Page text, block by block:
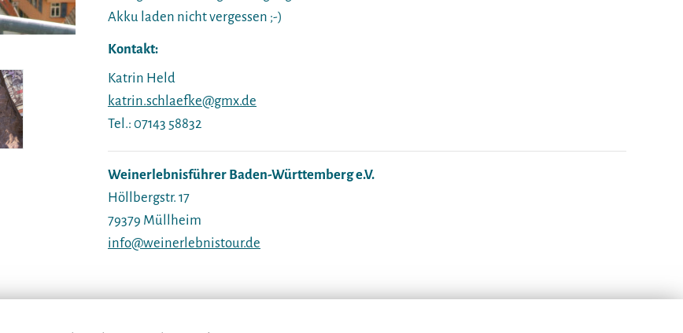
Akku laden nicht vergessen ;-)
Kontakt:
Katrin Held
katrin.schlaefke@gmx.de
Tel.: 07143 58832
Weinerlebnisführer Baden-Württemberg e.V.
Höllbergstr. 17
79379 Müllheim
info@weinerlebnistour.de